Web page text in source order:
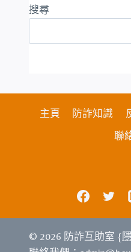
搜尋
主頁 防詐知識
聯
© 2026 防詐互助室 {